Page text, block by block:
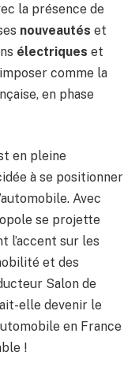
la présence de
nouveautés et
électriques et
comme la
en phase
en pleine
à se positionner
Avec
se projette
l’accent sur les
et des
Salon de
elle devenir le
en France
!